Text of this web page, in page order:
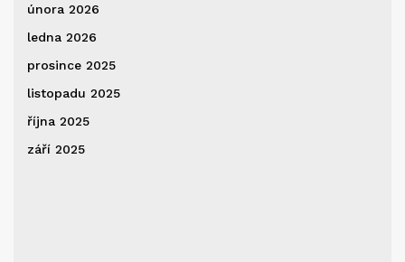
února 2026
ledna 2026
prosince 2025
listopadu 2025
října 2025
září 2025